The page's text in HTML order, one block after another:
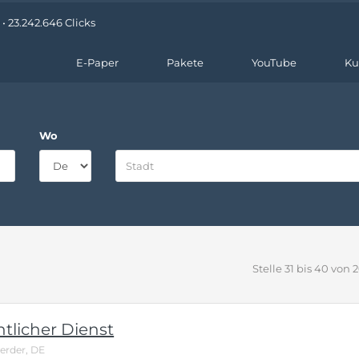
23.242.646 Clicks
E-Paper Pakete YouTube
Wo
Stelle 31 bis 40 von
Dienst
DE